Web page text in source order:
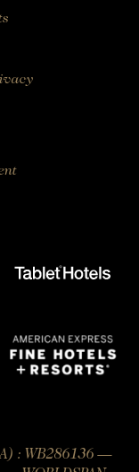
: WB286136 —
the number of
and, with
of
third-party
We retain your
choice at any
link at the